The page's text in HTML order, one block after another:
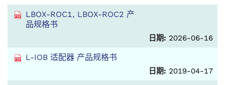
LBOX-ROC1, LBOX-ROC2 产
品规格书
日期: 2026-06-16
L-IOB 适配器 产品规格书
日期: 2019-04-17